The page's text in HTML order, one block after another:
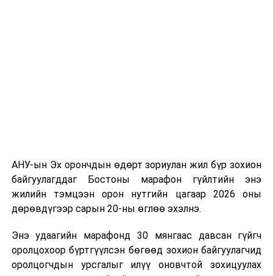
АНУ-ын Эх орончдын өдөрт зориулан жил бүр зохион
байгуулагддаг Бостоны марафон гүйлтийн энэ
жилийн тэмцээн орон нутгийн цагаар 2026 оны
дөрөвдүгээр сарын 20-ны өглөө эхэлнэ.
Энэ удаагийн марафонд 30 мянгаас давсан гүйгч
оролцохоор бүртгүүлсэн бөгөөд зохион байгуулагчид
оролцогчдын урсгалыг илүү оновчтой зохицуулах